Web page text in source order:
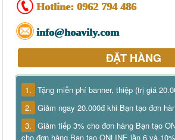
Hotline: 0962 794 486
info@hoavily.com
ĐẶT HÀNG
1. Tặng miễn phí banner, thiệp (trị giá
2. Giảm ngay 20.000đ khi Bạn tạo đơn
3. Giảm tiếp 3% cho đơn hàng Bạn tạo
cho đơn hàng Bạn tạo ONLINE lần 6 và